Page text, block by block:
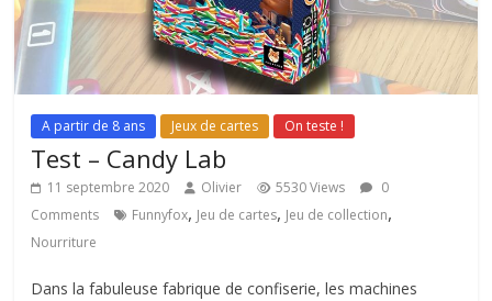
A partir de 8 ans Jeux de cartes On teste !
Test – Candy Lab
11 septembre 2020 Olivier 5530 Views
0
Comments
Funnyfox, Jeu de cartes, Jeu de collection,
Nourriture
Dans la fabuleuse fabrique de confiserie, les machines